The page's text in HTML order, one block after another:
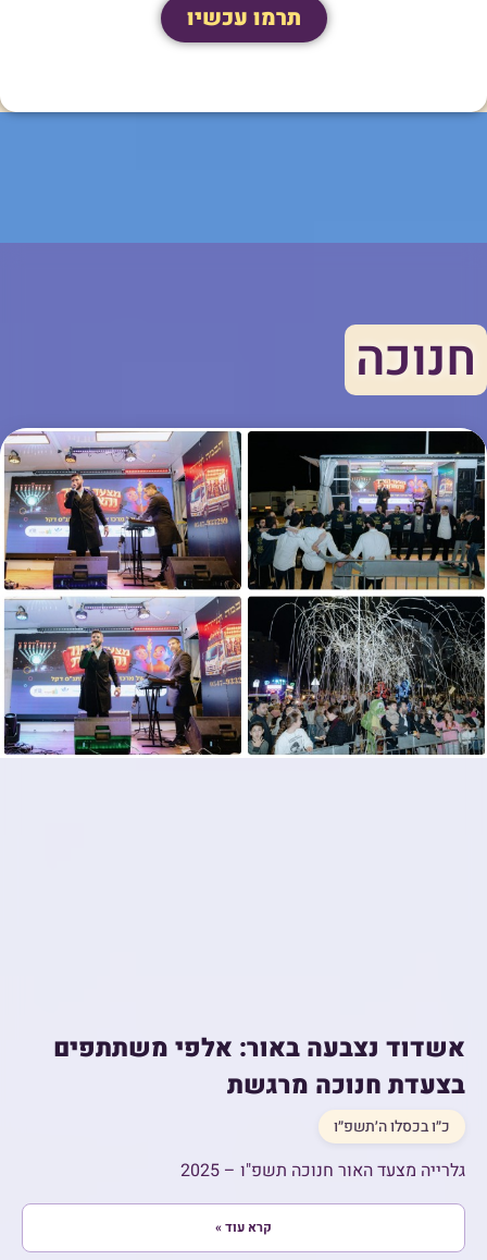
תרמו עכשיו
חנוכה
אשדוד נצבעה באור: אלפי משתתפים
בצעדת חנוכה מרגשת
כ״ו בכסלו ה׳תשפ״ו
גלרייה מצעד האור חנוכה תשפ"ו – 2025
קרא עוד »